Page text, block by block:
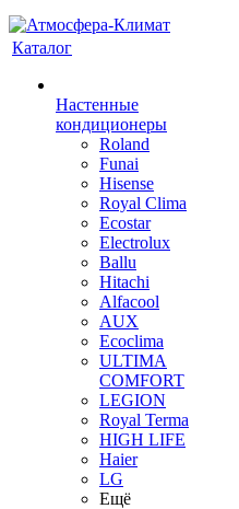
Каталог
Настенные
кондиционеры
Roland
Funai
Hisense
Royal Clima
Ecostar
Electrolux
Ballu
Hitachi
Alfacool
AUX
Ecoclima
ULTIMA
COMFORT
LEGION
Royal Terma
HIGH LIFE
Haier
LG
Ещё